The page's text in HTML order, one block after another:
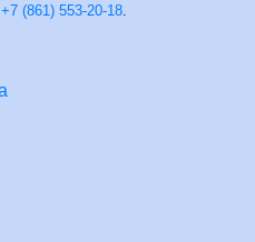
+7 (861) 553-20-18